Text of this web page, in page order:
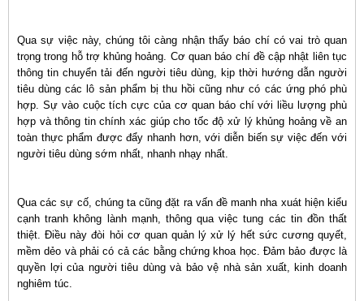
Qua sự việc này, chúng tôi càng nhận thấy báo chí có vai trò quan
trọng trong hỗ trợ khủng hoảng. Cơ quan báo chí đề cập nhật liên tục
thông tin chuyển tải đến người tiêu dùng, kịp thời hướng dẫn người
tiêu dùng các lô sản phẩm bị thu hồi cũng như có các ứng phó phù
hợp. Sự vào cuộc tích cực của cơ quan báo chí với liều lượng phù
hợp và thông tin chính xác giúp cho tốc độ xử lý khủng hoảng về an
toàn thực phẩm được đẩy nhanh hơn, với diễn biến sự việc đến với
người tiêu dùng sớm nhất, nhanh nhạy nhất.
Qua các sự cố, chúng ta cũng đặt ra vấn đề manh nha xuát hiện kiểu
cạnh tranh không lành mạnh, thông qua việc tung các tin đồn thất
thiệt. Điều này đòi hỏi cơ quan quản lý xử lý hết sức cương quyết,
mềm dẻo và phải có cả các bằng chứng khoa học. Đảm bảo được là
quyền lợi của người tiêu dùng và bảo vệ nhà sản xuất, kinh doanh
nghiêm túc.